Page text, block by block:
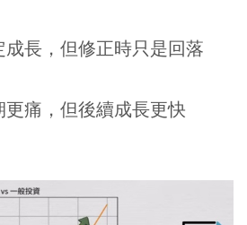
長，但修正時只是回落
痛，但後續成長更快